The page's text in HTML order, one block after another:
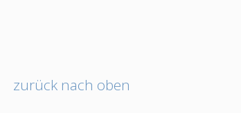
zurück nach oben